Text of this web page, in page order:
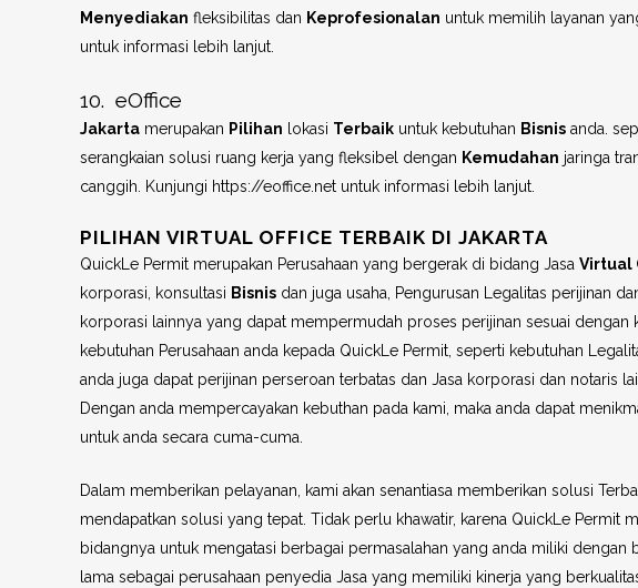
Menyediakan fleksibilitas dan Keprofesionalan untuk memilih layanan
untuk informasi lebih lanjut.
10. eOffice
Jakarta merupakan Pilihan lokasi Terbaik untuk kebutuhan Bisnis anda.
serangkaian solusi ruang kerja yang fleksibel dengan Kemudahan jaringa
canggih. Kunjungi https://eoffice.net untuk informasi lebih lanjut.
PILIHAN VIRTUAL OFFICE TERBAIK DI JAKARTA
QuickLe Permit merupakan Perusahaan yang bergerak di bidang Jasa Virtual
korporasi, konsultasi Bisnis dan juga usaha, Pengurusan Legalitas perijinan
korporasi lainnya yang dapat mempermudah proses perijinan sesuai dengan
kebutuhan Perusahaan anda kepada QuickLe Permit, seperti kebutuhan
anda juga dapat perijinan perseroan terbatas dan Jasa korporasi dan notaris
Dengan anda mempercayakan kebuthan pada kami, maka anda dapat
untuk anda secara cuma-cuma.
Dalam memberikan pelayanan, kami akan senantiasa memberikan solusi
mendapatkan solusi yang tepat. Tidak perlu khawatir, karena QuickLe Permit
bidangnya untuk mengatasi berbagai permasalahan yang anda miliki dengan
lama sebagai perusahaan penyedia Jasa yang memiliki kinerja yang